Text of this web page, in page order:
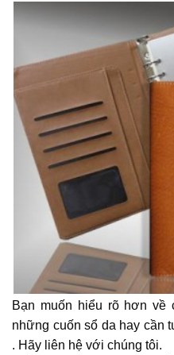
Bạn muốn hiểu rõ hơn về
những cuốn sổ da hay cần
. Hãy liên hệ với chúng tôi.